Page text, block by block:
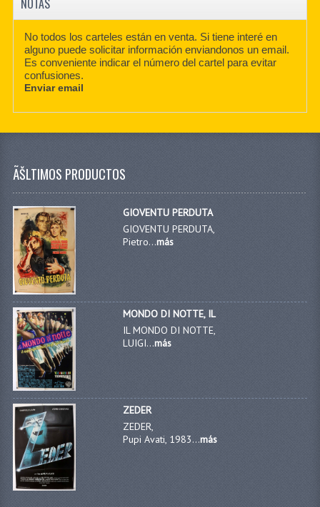
NOTAS
No todos los carteles están en venta. Si tiene interé en
alguno puede solicitar información enviandonos un email.
Es conveniente indicar el número del cartel para evitar
confusiones.
Enviar email
ÃŠLTIMOS PRODUCTOS
GIOVENTU PERDUTA
GIOVENTU PERDUTA,
Pietro...más
MONDO DI NOTTE, IL
IL MONDO DI NOTTE,
LUIGI...más
ZEDER
ZEDER,
Pupi Avati, 1983...más